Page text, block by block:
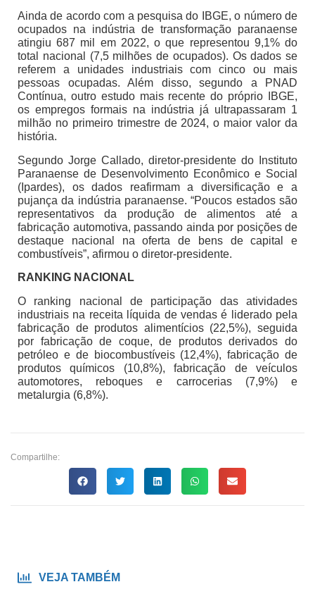
Ainda de acordo com a pesquisa do IBGE, o número de
ocupados na indústria de transformação paranaense
atingiu 687 mil em 2022, o que representou 9,1% do
total nacional (7,5 milhões de ocupados). Os dados se
referem a unidades industriais com cinco ou mais
pessoas ocupadas. Além disso, segundo a PNAD
Contínua, outro estudo mais recente do próprio IBGE,
os empregos formais na indústria já ultrapassaram 1
milhão no primeiro trimestre de 2024, o maior valor da
história.
Segundo Jorge Callado, diretor-presidente do Instituto
Paranaense de Desenvolvimento Econômico e Social
(Ipardes), os dados reafirmam a diversificação e a
pujança da indústria paranaense. “Poucos estados são
representativos da produção de alimentos até a
fabricação automotiva, passando ainda por posições de
destaque nacional na oferta de bens de capital e
combustíveis”, afirmou o diretor-presidente.
RANKING NACIONAL
O ranking nacional de participação das atividades
industriais na receita líquida de vendas é liderado pela
fabricação de produtos alimentícios (22,5%), seguida
por fabricação de coque, de produtos derivados do
petróleo e de biocombustíveis (12,4%), fabricação de
produtos químicos (10,8%), fabricação de veículos
automotores, reboques e carrocerias (7,9%) e
metalurgia (6,8%).
Compartilhe:
VEJA TAMBÉM